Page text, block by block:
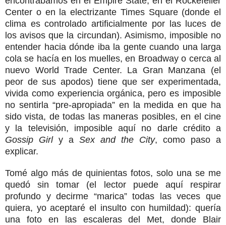
Center o en la electrizante Times Square (donde el
clima es controlado artificialmente por las luces de
los avisos que la circundan). Asimismo, imposible no
entender hacia dónde iba la gente cuando una larga
cola se hacía en los muelles, en Broadway o cerca al
nuevo World Trade Center. La Gran Manzana (el
peor de sus apodos) tiene que ser experimentada,
vivida como experiencia orgánica, pero es imposible
no sentirla “pre-apropiada” en la medida en que ha
sido vista, de todas las maneras posibles, en el cine
y la televisión, imposible aquí no darle crédito a
Gossip Girl y a Sex and the City, como paso a
explicar.
Tomé algo más de quinientas fotos, solo una se me
quedó sin tomar (el lector puede aquí respirar
profundo y decirme “marica” todas las veces que
quiera, yo aceptaré el insulto con humildad): quería
una foto en las escaleras del Met, donde Blair